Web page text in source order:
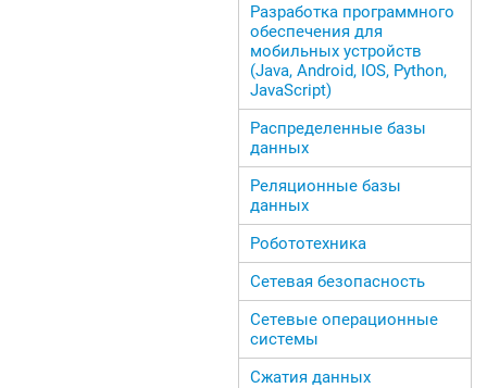
Разработка программного
обеспечения для
мобильных устройств
(Java, Android, IOS, Python,
JavaScript)
Распределенные базы
данных
Реляционные базы
данных
Робототехника
Сетевая безопасность
Сетевые операционные
системы
Сжатия данных